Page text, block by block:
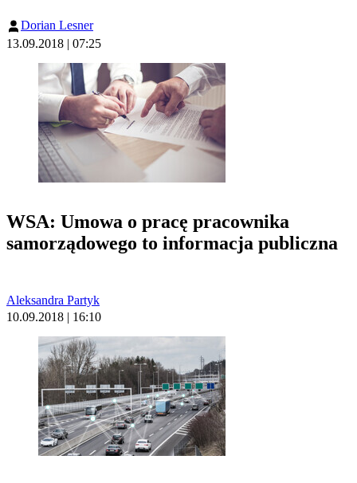
Dorian Lesner
13.09.2018 | 07:25
WSA: Umowa o pracę pracownika
samorządowego to informacja publiczna
Aleksandra Partyk
10.09.2018 | 16:10